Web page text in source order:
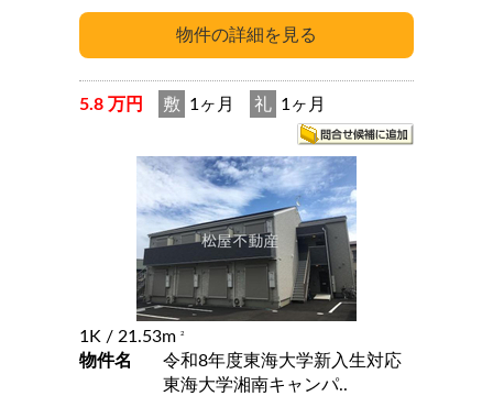
5.8 万円 敷 1ヶ月 礼 1ヶ月
1K / 21.53m 2
物件名
令和8年度東海大学新入生対応
東海大学湘南キャンパ..